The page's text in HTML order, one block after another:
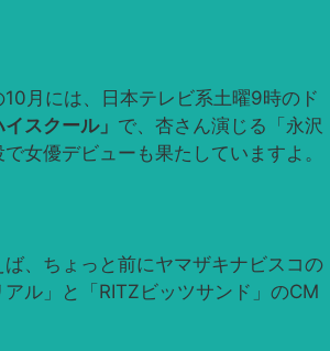
月には、日本テレビ系土曜9時のド
スクール」 で、杏さん演じる「永沢
女優デビューも果たしていますよ。
、ちょっと前にヤマザキナビスコの
ル」と「RITZビッツサンド」のCM